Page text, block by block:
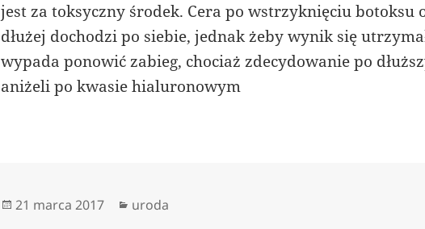
jest za toksyczny środek. Cera po wstrzyknięciu botoksu
dłużej dochodzi po siebie, jednak żeby wynik się
wypada ponowić zabieg, chociaż zdecydowanie po
aniżeli po kwasie hialuronowym
Data
21 marca 2017 Kategorie
uroda